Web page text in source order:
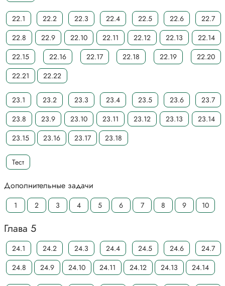
22.1 22.2 22.3 22.4 22.5 22.6
22.7
22.8
22.9 22.10 22.11 22.12 22.13
22.14
22.15
22.16 22.17 22.18 22.19
22.20
22.21
22.22
23.1 23.2 23.3 23.4 23.5 23.6
23.7
23.8
23.9 23.10 23.11 23.12 23.13
23.14
23.15
23.16 23.17 23.18
Тест
Дополнительные задачи
1 2 3 4 5 6 7 8 9 10
Глава 5
24.1 24.2 24.3 24.4 24.5 24.6
24.7
24.8
24.9 24.10 24.11 24.12 24.13 24.14